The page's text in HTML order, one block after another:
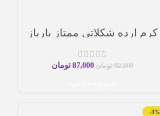
کرم ارده شکلاتی ممتاز بارپاز
اردکان
92,000 تومان 87,000 تومان
-3%